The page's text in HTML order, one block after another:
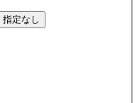
指定なし